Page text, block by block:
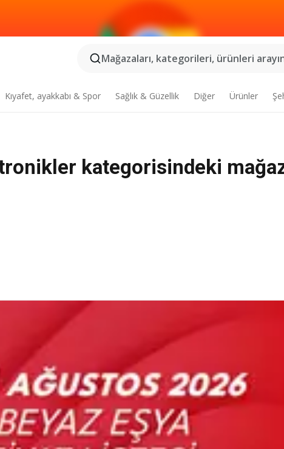
Mağazaları, kategorileri, ürünleri
Kıyafet, ayakkabı & Spor Sağlık & Güzellik Diğer Ürünler
kategorisindeki